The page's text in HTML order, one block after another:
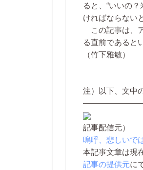
ると、“いいの
ければならない
この記事は、
る直前であると
（竹下雅敏）
注）以下、文中
記事配信元）
嗚呼、悲しいで
本記事文章は現
記事の提供元に